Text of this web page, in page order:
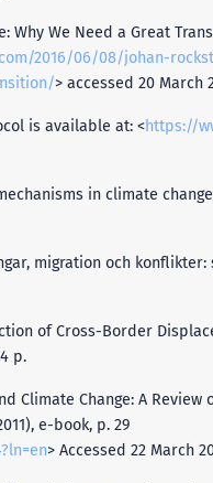
We Need a Great
2016/06/08/johan-
> accessed 20 March
is available at: <https://
in climate
migration och
of Cross-Border
p.
Climate Change: A
e-book, p. 29
> Accessed 22 March